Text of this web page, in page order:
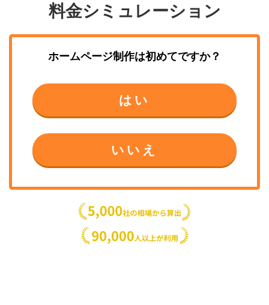
料金シミュレーション
ホームページ制作は初めてですか？
はい
いいえ